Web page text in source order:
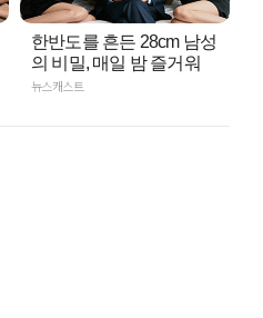
한반도를 흔든 28cm 남성
의 비밀, 매일 밤 즐거워
뉴스캐스트